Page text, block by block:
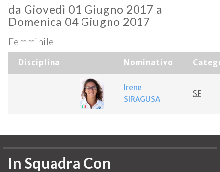
da Giovedì 01 Giugno 2017 a
Domenica 04 Giugno 2017
Femminile
Disciplina Nominativo
Irene
SIRAGUSA
SF
In Squadra Con